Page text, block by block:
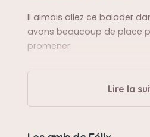
Il aimais allez ce balader
avons beaucoup de place
promener.
Assez tétu tête de mule et
sauf les autres chien !
Lire la